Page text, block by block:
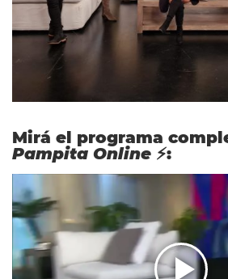
Mirá el programa
Pampita Online ⚡: